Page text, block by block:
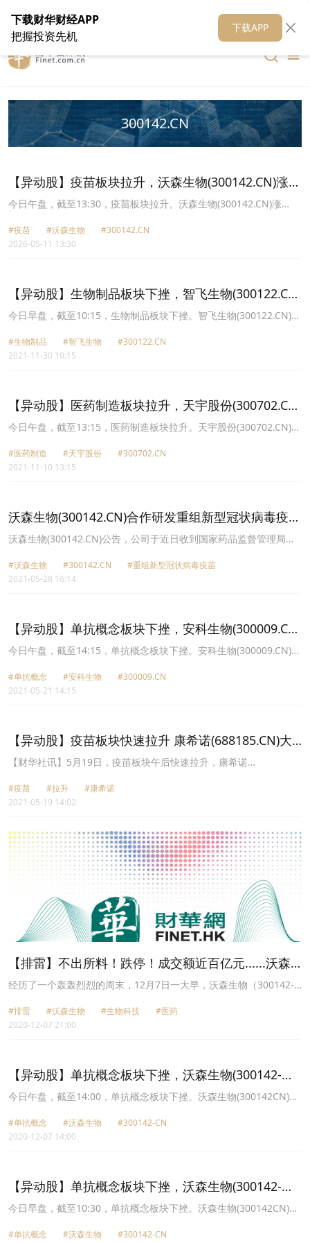
在线客服 关于我们 财华媒体矩阵 财华智库
300142.CN
【异动股】疫苗板块拉升，沃森生物(300142.CN)涨
19.7%
今日午盘，截至13:30，疫苗板块拉升。沃森生物(300142.CN)涨
泰生物(603392.CN)涨9.37%报46.8元，康希诺(688185.CN)涨7.62%
报67.49元，智飞生物(300122.CN)涨7.50%报16.63元，康泰生物
#疫苗 #沃森生物
#300142.CN
2026-05-11 13:30
【异动股】生物制品板块下挫，智飞生物(300122.CN)
跌3.68%
今日早盘，截至10:15，生物制品板块下挫。智飞生物(300122.CN)跌
和(600645.CN)跌3.04%报21.67元，甘李药业(603087.CN)跌3.03%
报72.05元，安科生物(300009.CN)跌2.99%报13.0元，义翘神州
#生物制品 #智飞生物
#300122.CN
2021-11-30 10:15
【异动股】医药制造板块拉升，天宇股份(300702.CN)
涨16.36%
今日午盘，截至13:15，医药制造板块拉升。天宇股份(300702.CN)涨
森生物(300142.CN)涨10.61%报53.71元，海南海药(000566.CN)涨
10.12%报4.46元，司太立(603520.CN)涨8.92%报65.35元，丰原药
#医药制造 #天宇股份
#300702.CN
2021-11-10 13:15
沃森生物(300142.CN)合作研发重组新型冠状病毒疫苗
获药物临床试验批件
沃森生物(300142.CN)公告，公司于近日收到国家药品监督管理局批
件》，本疫苗由公司联合清华大学、天津医科大学共同合作申请。目
前全球已有5个基于腺病毒载体技术路线的新型冠状病毒疫苗获批紧
#沃森生物 #300142.CN
#重组新型冠状病毒疫苗
2021-05-28 16:14
【异动股】单抗概念板块下挫，安科生物(300009.CN)
跌13.7%
今日午盘，截至14:15，单抗概念板块下挫。安科生物(300009.CN)跌
森生物(300142.CN)跌6.25%报64.54元，三生国健(688336.CN)跌
3.45%报19.85元，华北制药(600812.CN)跌3.30%报9.97元，双鹭药
#单抗概念 #安科生物
#300009.CN
2021-05-21 14:15
【异动股】疫苗板块快速拉升 康希诺(688185.CN)大
涨超13%
【财华社讯】5月19日，疫苗板块午后快速拉升，康希诺
(600211.CN)涨超7%，冠昊生物(300238.CN)涨近5%，博雅生物
(300294.CN)、贝达药业(300558.CN)涨超3%，复星医药
走高。消息面上，据法新社汇总官方消息来源数据，截至北京时间18
日23时30分，全球210个国家或地区至少接种了1500017337剂新冠
疫苗，其中近六成集中在中国、美国和印度，依次是中国(4.219亿
剂)、美国(2.744亿剂)和印度(1.844亿剂)，中国疫苗接种剂次在全球
已排第一位。
#疫苗 #拉升
#康希诺
2021-05-19 14:02
【排雷】不出所料！跌停！成交额近百亿元......沃森
生物割了谁的韭菜？
经历了一个轰轰烈烈的周末，12月7日一大早，沃森生物（300142-
#排雷 #沃森生物 #生物科技
#医药
2020-12-07 21:00
【异动股】单抗概念板块下挫，沃森生物(300142-
CN)跌19.08%
今日午盘，截至14:00，单抗概念板块下挫。沃森生物(300142CN)跌
药业(300016CN)跌4.37%报11.17元，九洲药业(603456CN)跌3.20%
报31.81元，泽璟制药U(688266CN)跌2.96%报78.78元，康弘药业
#单抗概念 #沃森生物
#300142-CN
2020-12-07 14:00
【异动股】单抗概念板块下挫，沃森生物(300142-
CN)跌19.97%
今日早盘，截至10:30，单抗概念板块下挫。沃森生物(300142CN)跌
药业(300016CN)跌3.77%报11.24元，九洲药业(603456CN)跌2.37%
#单抗概念 #沃森生物
#300142-CN
下载财华财经APP
把握投资先机
下载APP